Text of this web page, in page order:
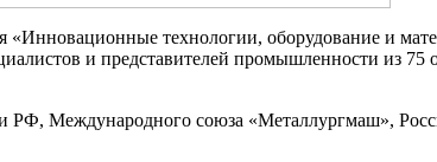
технологии, оборудование и
и представителей промышленности из 75
Международного союза «Металлургмаш»,